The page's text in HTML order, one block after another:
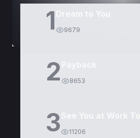
1 9679
2 8653
3 11206